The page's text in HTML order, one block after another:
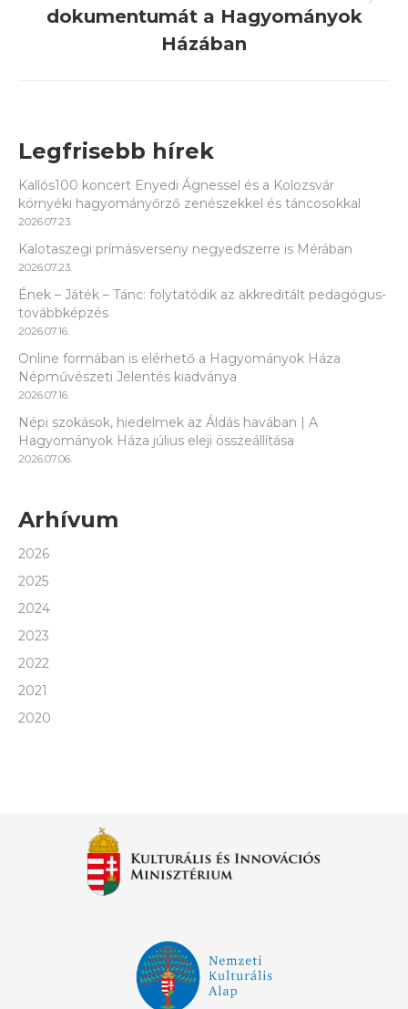
post:
dokumentumát a Hagyományok
Házában
Legfrisebb hírek
Kallós100 koncert Enyedi Ágnessel és a Kolozsvár
környéki hagyományőrző zenészekkel és táncosokkal
2026.07.23.
Kalotaszegi prímásverseny negyedszerre is Mérában
2026.07.23.
Ének – Játék – Tánc: folytatódik az akkreditált pedagógus-
továbbképzés
2026.07.16.
Online formában is elérhető a Hagyományok Háza
Népművészeti Jelentés kiadványa
2026.07.16.
Népi szokások, hiedelmek az Áldás havában | A
Hagyományok Háza július eleji összeállítása
2026.07.06.
Arhívum
2026
2025
2024
2023
2022
2021
2020